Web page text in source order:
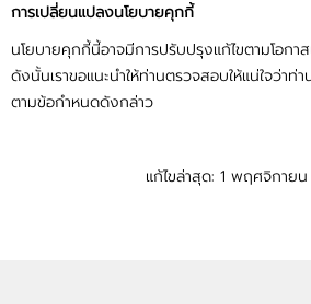
การเปลี่ยนแปลงนโยบายคุกกี้
นโยบายคุกกี้นี้อาจมีการปรับปรุงแก้ไขตามโอกา
ดังนั้นเราขอแนะนำให้ท่านตรวจสอบให้แน่ใจว่าท่า
ตามข้อกำหนดดังกล่าว
แก้ไขล่าสุด: 1 พฤศจิกายน